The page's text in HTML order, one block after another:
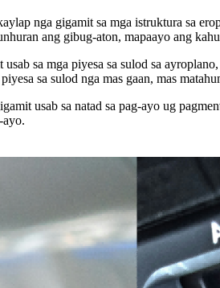
nga gigamit sa mga istruktura sa
ang gibug-aton, mapaayo ang
usab sa mga piyesa sa sulod sa
sa sulod nga mas gaan, mas
usab sa natad sa pag-ayo ug
ayo.